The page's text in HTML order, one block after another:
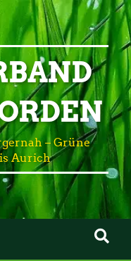
– Grüne
Aurich